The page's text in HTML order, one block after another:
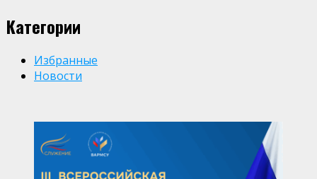
Категории
Избранные
Новости